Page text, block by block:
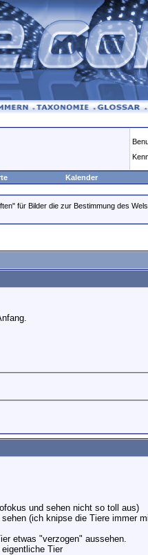
Kalender
für Bilder die zur Bestimmung des
und sehen nicht so toll aus)
(ich knipse die Tiere immer
etwas "verzogen" aussehen.
Tier